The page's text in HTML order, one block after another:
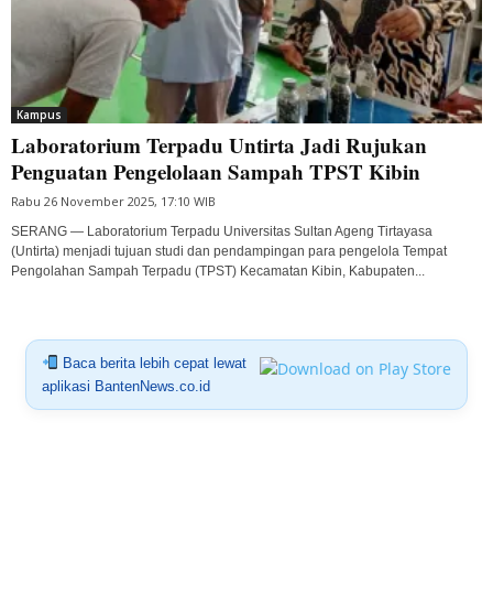
Kampus
Laboratorium Terpadu Untirta Jadi Rujukan
Penguatan Pengelolaan Sampah TPST Kibin
Rabu 26 November 2025, 17:10 WIB
SERANG — Laboratorium Terpadu Universitas Sultan Ageng Tirtayasa
(Untirta) menjadi tujuan studi dan pendampingan para pengelola Tempat
Pengolahan Sampah Terpadu (TPST) Kecamatan Kibin, Kabupaten...
Baca berita lebih cepat lewat
aplikasi BantenNews.co.id